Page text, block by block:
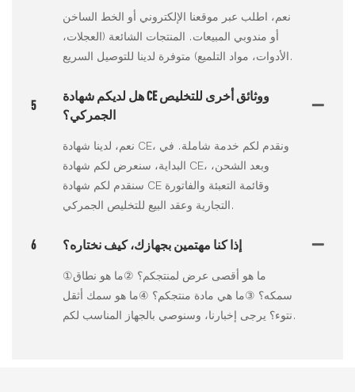
نعم، اطلب عبر موقعنا الإلكتروني أو الخط الساخن
أو مندوبي المبيعات. المنتجات الشائعة (العجلات،
الأدوات، مواد التلميع) متوفرة لدينا للتوصيل السريع.
5
هل لديكم شهادة CE ووثائق أخرى للتخليص
الجمركي؟
نعم، لدينا شهادة CE، ونقدم لكم خدمة شاملة. في
البداية، سنعرض لكم شهادة CE، وبعد الشحن،
سنقدم لكم شهادة CE وقائمة التعبئة والفاتورة
التجارية وعقد البيع للتخليص الجمركي.
6 إذا كنا مهتمين بجهازك، كيف نختاره؟
①ما هو أقصى عرض لمنتجكم؟ ②ما هو نطاق
سمكه؟ ③ما هي مادة منتجكم؟ ④ما هو سمك أثقل
نتوء؟ يرجى إخبارنا، وسنوصي بالجهاز المناسب لكم.